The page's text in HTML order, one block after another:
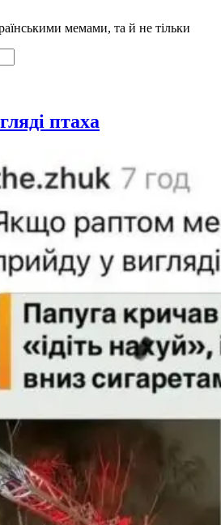
мемами, та й не тільки
птаха